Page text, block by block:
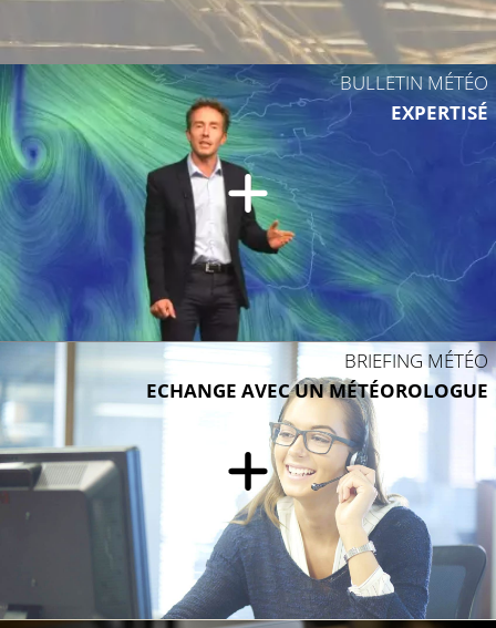
BULLETIN MÉTÉO
EXPERTISÉ
BRIEFING MÉTÉO
ECHANGE AVEC UN MÉTÉOROLOGUE